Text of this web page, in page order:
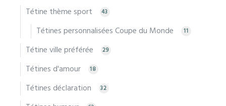
Tétine thème sport 43
Tétines personnalisées Coupe du Monde 11
Tétine ville préférée 29
Tétines d'amour 18
Tétines déclaration 32